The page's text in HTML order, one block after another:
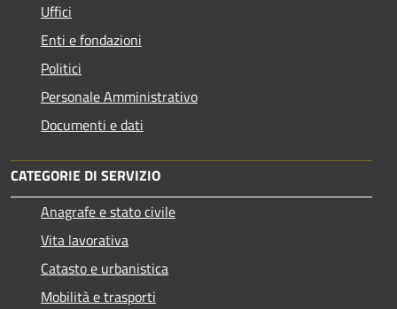
Uffici
Enti e fondazioni
Politici
Personale Amministrativo
Documenti e dati
CATEGORIE DI SERVIZIO
Anagrafe e stato civile
Vita lavorativa
Catasto e urbanistica
Mobilità e trasporti